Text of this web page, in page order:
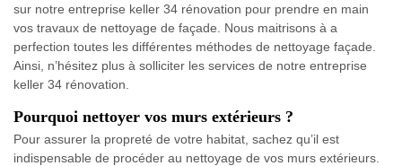
sur notre entreprise keller 34 rénovation pour prendre en main
vos travaux de nettoyage de façade. Nous maitrisons à a
perfection toutes les différentes méthodes de nettoyage façade.
Ainsi, n’hésitez plus à solliciter les services de notre entreprise
keller 34 rénovation.
Pourquoi nettoyer vos murs extérieurs ?
Pour assurer la propreté de votre habitat, sachez qu’il est
indispensable de procéder au nettoyage de vos murs extérieurs.